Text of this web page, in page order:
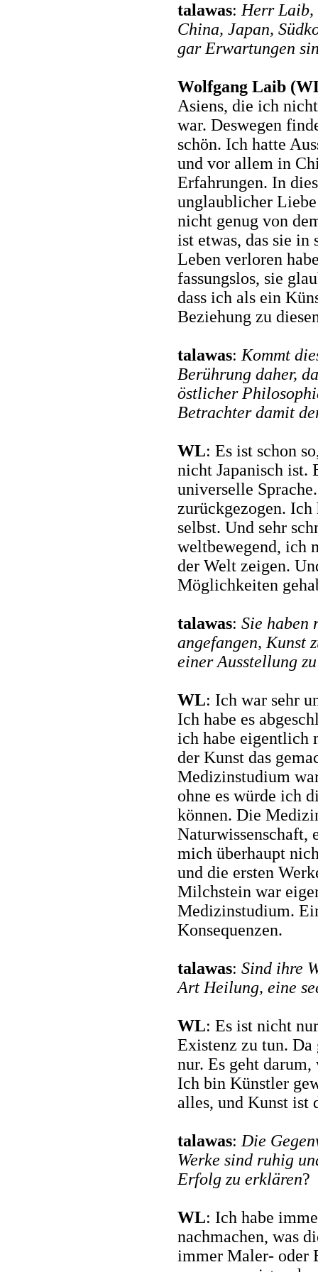
talawas: Herr Laib,
China, Japan,
gar Erwartungen
Wolfgang Laib
Asiens, die ich
war. Deswegen
schön. Ich hatte
und vor allem in
Erfahrungen. In
unglaublicher
nicht genug von
ist etwas, das sie in
Leben verloren
fassungslos, sie
dass ich als ein
Beziehung zu
talawas: Kommt
Berührung daher,
östlicher
Betrachter damit
WL: Es ist schon
nicht Japanisch ist.
universelle
zurückgezogen.
selbst. Und sehr
weltbewegend, ich
der Welt zeigen.
Möglichkeiten
talawas: Sie haben
angefangen, Kunst
einer Ausstellung
WL: Ich war sehr
Ich habe es
ich habe eigentlich
der Kunst das
Medizinstudium
ohne es würde ich
können. Die
Naturwissenschaft,
mich überhaupt
und die ersten
Milchstein war
Medizinstudium.
Konsequenzen.
talawas: Sind ihre
Art Heilung, eine
WL: Es ist nicht
Existenz zu tun. Da
nur. Es geht darum,
Ich bin Künstler
alles, und Kunst ist
talawas: Die
Werke sind ruhig
Erfolg zu erklären?
WL: Ich habe
nachmachen, was
immer Maler- oder